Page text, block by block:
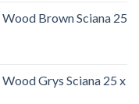
Brown Sciana 25
Grys Sciana 25 x